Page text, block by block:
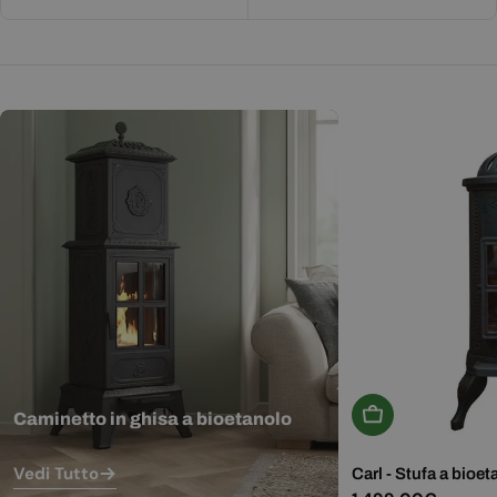
Caminetto in ghisa a bioetanolo
Vedi Tutto
Aggiungi Al
Carl - Stufa a